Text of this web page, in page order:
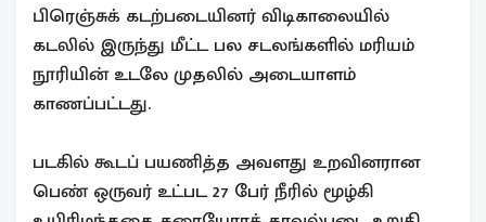
பிரெஞ்சுக் கடற்படையினர் விடிகாலையில்
கடலில் இருந்து மீட்ட பல சடலங்களில் மரியம்
நூரியின் உடலே முதலில் அடையாளம்
காணப்பட்டது.
படகில் கூடப் பயணித்த அவளது உறவினரான
பெண் ஒருவர் உட்பட 27 பேர் நீரில் மூழ்கி